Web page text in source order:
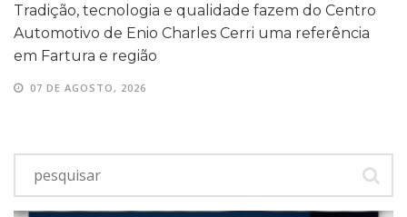
Tradição, tecnologia e qualidade fazem do Centro
Automotivo de Enio Charles Cerri uma referência
em Fartura e região
07 DE AGOSTO, 2026